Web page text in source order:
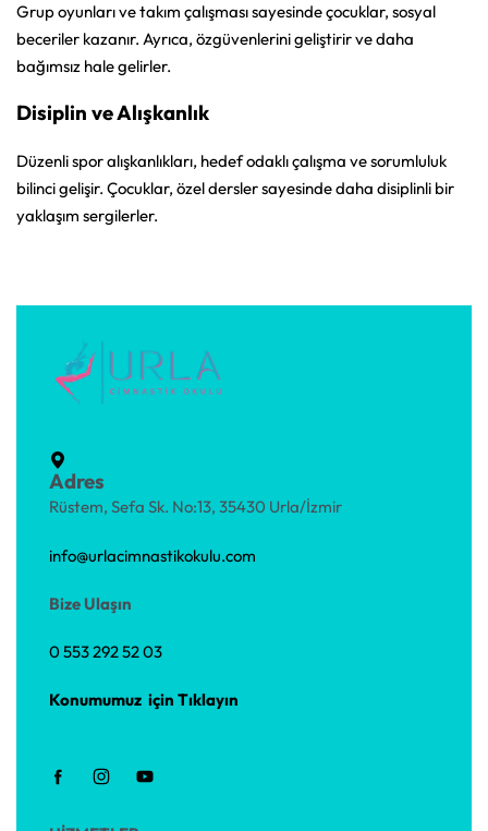
Grup oyunları ve takım çalışması sayesinde çocuklar, sosyal
beceriler kazanır. Ayrıca, özgüvenlerini geliştirir ve daha
bağımsız hale gelirler.
Disiplin ve Alışkanlık
Düzenli spor alışkanlıkları, hedef odaklı çalışma ve sorumluluk
bilinci gelişir. Çocuklar, özel dersler sayesinde daha disiplinli bir
yaklaşım sergilerler.
Adres
Rüstem, Sefa Sk. No:13, 35430 Urla/İzmir
info@urlacimnastikokulu.com
Bize Ulaşın
0 553 292 52 03
Konumumuz için Tıklayın